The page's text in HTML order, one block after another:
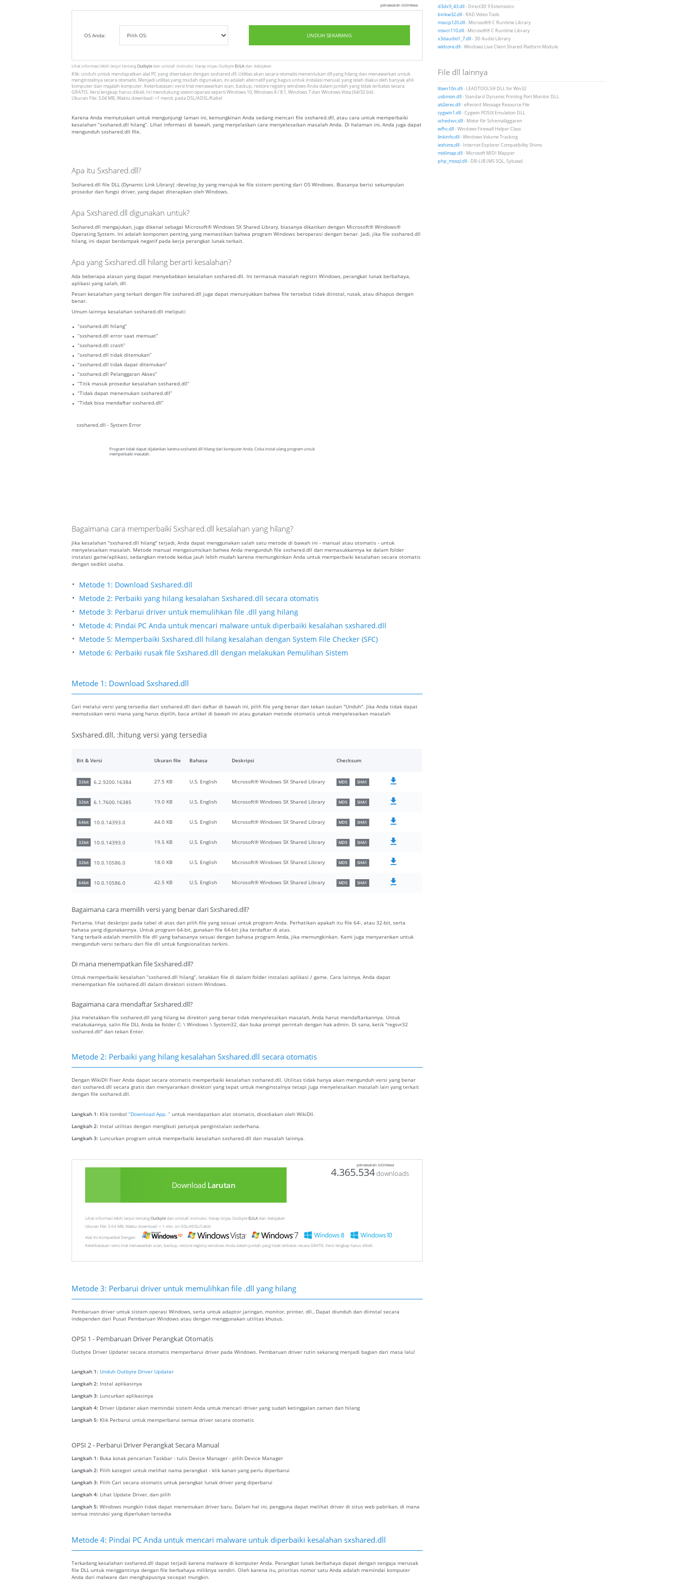
penawaran istimewa
OS Anda: UNDUH SEKARANG
Lihat informasi lebih lanjut tentangOutbytedan unistall :instruksi. Harap tinjau OutbyteEULAdan :kebijakan
Klik: unduh untuk mendapatkan alat PC yang disertakan dengan sxshared.dll. Utilitas akan secara otomatis menentukan dll yang hilang dan menawarkan untuk
menginstalnya secara otomatis. Menjadi utilitas yang mudah digunakan, ini adalah alternatif yang bagus untuk instalasi manual, yang telah diakui oleh banyak ahli
komputer dan majalah komputer. Keterbatasan: versi trial menawarkan scan, backup, restore registry windows Anda dalam jumlah yang tidak terbatas secara
GRATIS. Versi lengkap harus dibeli. Ini mendukung sistem operasi seperti Windows 10, Windows 8 / 8.1, Windows 7 dan Windows Vista (64/32 bit).
Ukuran File: 3,04 MB, Waktu download: <1 menit. pada DSL/ADSL/Kabel
Karena Anda memutuskan untuk mengunjungi laman ini, kemungkinan Anda sedang mencari file sxshared.dll, atau cara untuk memperbaiki
kesalahan “sxshared.dll hilang”. Lihat informasi di bawah, yang menjelaskan cara menyelesaikan masalah Anda. Di halaman ini, Anda juga dapat
mengunduh sxshared.dll file.
Apa itu Sxshared.dll?
Sxshared.dll file DLL (Dynamic Link Library) :develop_by yang merujuk ke file sistem penting dari OS Windows. Biasanya berisi sekumpulan
prosedur dan fungsi driver, yang dapat diterapkan oleh Windows.
Apa Sxshared.dll digunakan untuk?
Sxshared.dll mengajukan, juga dikenal sebagai Microsoft® Windows SX Shared Library, biasanya dikaitkan dengan Microsoft® Windows®
Operating System. Ini adalah komponen penting, yang memastikan bahwa program Windows beroperasi dengan benar. Jadi, jika file sxshared.dll
hilang, ini dapat berdampak negatif pada kerja perangkat lunak terkait.
Apa yang Sxshared.dll hilang berarti kesalahan?
Ada beberapa alasan yang dapat menyebabkan kesalahan sxshared.dll. Ini termasuk masalah registri Windows, perangkat lunak berbahaya,
aplikasi yang salah, dll.
Pesan kesalahan yang terkait dengan file sxshared.dll juga dapat menunjukkan bahwa file tersebut tidak diinstal, rusak, atau dihapus dengan
benar.
Umum lainnya kesalahan sxshared.dll meliputi:
“sxshared.dll hilang”
“sxshared.dll error saat memuat”
“sxshared.dll crash”
“sxshared.dll tidak ditemukan”
“sxshared.dll tidak dapat ditemukan”
“sxshared.dll Pelanggaran Akses”
“Titik masuk prosedur kesalahan sxshared.dll”
“Tidak dapat menemukan sxshared.dll”
“Tidak bisa mendaftar sxshared.dll”
sxshared.dll - System Error
Program tidak dapat dijalankan karena sxshared.dll hilang dari komputer Anda. Coba instal ulang program untuk
memperbaiki masalah.
Bagaimana cara memperbaiki Sxshared.dll kesalahan yang hilang?
Jika kesalahan "sxshared.dll hilang" terjadi, Anda dapat menggunakan salah satu metode di bawah ini - manual atau otomatis - untuk
menyelesaikan masalah. Metode manual mengasumsikan bahwa Anda mengunduh file sxshared.dll dan memasukkannya ke dalam folder
instalasi game/aplikasi, sedangkan metode kedua jauh lebih mudah karena memungkinkan Anda untuk memperbaiki kesalahan secara otomatis
dengan sedikit usaha.
Metode 1: Download Sxshared.dll
Metode 2: Perbaiki yang hilang kesalahan Sxshared.dll secara otomatis
Metode 3: Perbarui driver untuk memulihkan file .dll yang hilang
Metode 4: Pindai PC Anda untuk mencari malware untuk diperbaiki kesalahan sxshared.dll
Metode 5: Memperbaiki Sxshared.dll hilang kesalahan dengan System File Checker (SFC)
Metode 6: Perbaiki rusak file Sxshared.dll dengan melakukan Pemulihan Sistem
Metode 1: Download Sxshared.dll
Cari melalui versi yang tersedia dari sxshared.dll dari daftar di bawah ini, pilih file yang benar dan tekan tautan "Unduh". Jika Anda tidak dapat
memutuskan versi mana yang harus dipilih, baca artikel di bawah ini atau gunakan metode otomatis untuk menyelesaikan masalah
Sxshared.dll, :hitung versi yang tersedia
Bit & Versi Ukuran file Bahasa Deskripsi Checksum
32bit 6.2.9200.16384 27.5 KB U.S. English Microsoft® Windows SX Shared Library MD5 SHA1
32bit 6.1.7600.16385 19.0 KB U.S. English Microsoft® Windows SX Shared Library MD5 SHA1
64bit 10.0.14393.0 44.0 KB U.S. English Microsoft® Windows SX Shared Library MD5 SHA1
32bit 10.0.14393.0 19.5 KB U.S. English Microsoft® Windows SX Shared Library MD5 SHA1
32bit 10.0.10586.0 18.0 KB U.S. English Microsoft® Windows SX Shared Library MD5 SHA1
64bit 10.0.10586.0 42.5 KB U.S. English Microsoft® Windows SX Shared Library MD5 SHA1
Bagaimana cara memilih versi yang benar dari Sxshared.dll?
Pertama, lihat deskripsi pada tabel di atas dan pilih file yang sesuai untuk program Anda. Perhatikan apakah itu file 64-, atau 32-bit, serta
bahasa yang digunakannya. Untuk program 64-bit, gunakan file 64-bit jika terdaftar di atas.
Yang terbaik adalah memilih file dll yang bahasanya sesuai dengan bahasa program Anda, jika memungkinkan. Kami juga menyarankan untuk
mengunduh versi terbaru dari file dll untuk fungsionalitas terkini.
Di mana menempatkan file Sxshared.dll?
Untuk memperbaiki kesalahan “sxshared.dll hilang”, letakkan file di dalam folder instalasi aplikasi / game. Cara lainnya, Anda dapat
menempatkan file sxshared.dll dalam direktori sistem Windows.
Bagaimana cara mendaftar Sxshared.dll?
Jika meletakkan file sxshared.dll yang hilang ke direktori yang benar tidak menyelesaikan masalah, Anda harus mendaftarkannya. Untuk
melakukannya, salin file DLL Anda ke folder C: \ Windows \ System32, dan buka prompt perintah dengan hak admin. Di sana, ketik "regsvr32
sxshared.dll" dan tekan Enter.
Metode 2: Perbaiki yang hilang kesalahan Sxshared.dll secara otomatis
Dengan WikiDll Fixer Anda dapat secara otomatis memperbaiki kesalahan sxshared.dll. Utilitas tidak hanya akan mengunduh versi yang benar
dari sxshared.dll secara gratis dan menyarankan direktori yang tepat untuk menginstalnya tetapi juga menyelesaikan masalah lain yang terkait
dengan file sxshared.dll.
Langkah 1: Klik tombol “Download App. ” untuk mendapatkan alat otomatis, disediakan oleh WikiDll.
Langkah 2: Instal utilitas dengan mengikuti petunjuk penginstalan sederhana.
Langkah 3: Luncurkan program untuk memperbaiki kesalahan sxshared.dll dan masalah lainnya.
penawaran istimewa
Download Larutan
4.365.534downloads
Lihat informasi lebih lanjut tentangOutbytedan unistall :instruksi. Harap tinjau OutbyteEULAdan :kebijakan
Ukuran File: 3.04 MB, Waktu download: < 1 min. on DSL/ADSL/Cable
Alat Ini Kompatibel Dengan:
Keterbatasan: versi trial menawarkan scan, backup, restore registry windows Anda dalam jumlah yang tidak terbatas secara GRATIS. Versi lengkap harus dibeli.
Metode 3: Perbarui driver untuk memulihkan file .dll yang hilang
Pembaruan driver untuk sistem operasi Windows, serta untuk adaptor jaringan, monitor, printer, dll., Dapat diunduh dan diinstal secara
independen dari Pusat Pembaruan Windows atau dengan menggunakan utilitas khusus.
OPSI 1 - Pembaruan Driver Perangkat Otomatis
Outbyte Driver Updater secara otomatis memperbarui driver pada Windows. Pembaruan driver rutin sekarang menjadi bagian dari masa lalu!
Langkah 1: Unduh Outbyte Driver Updater
Langkah 2: Instal aplikasinya
Langkah 3: Luncurkan aplikasinya
Langkah 4: Driver Updater akan memindai sistem Anda untuk mencari driver yang sudah ketinggalan zaman dan hilang
Langkah 5: Klik Perbarui untuk memperbarui semua driver secara otomatis
OPSI 2 - Perbarui Driver Perangkat Secara Manual
Langkah 1: Buka kotak pencarian Taskbar - tulis Device Manager - pilih Device Manager
Langkah 2: Pilih kategori untuk melihat nama perangkat - klik kanan yang perlu diperbarui
Langkah 3: Pilih Cari secara otomatis untuk perangkat lunak driver yang diperbarui
Langkah 4: Lihat Update Driver, dan pilih
Langkah 5: Windows mungkin tidak dapat menemukan driver baru. Dalam hal ini, pengguna dapat melihat driver di situs web pabrikan, di mana
semua instruksi yang diperlukan tersedia
Metode 4: Pindai PC Anda untuk mencari malware untuk diperbaiki kesalahan sxshared.dll
Terkadang kesalahan sxshared.dll dapat terjadi karena malware di komputer Anda. Perangkat lunak berbahaya dapat dengan sengaja merusak
file DLL untuk menggantinya dengan file berbahaya miliknya sendiri. Oleh karena itu, prioritas nomor satu Anda adalah memindai komputer
Anda dari malware dan menghapusnya secepat mungkin.
d3dx9_43.dll- Direct3D 9 Extensions
binkw32.dll- RAD Video Tools
msvcp120.dll- Microsoft® C Runtime Library
msvcr110.dll- Microsoft® C Runtime Library
x3daudio1_7.dll- 3D Audio Library
wldcore.dll- Windows Live Client Shared Platform Module
File dll lainnya
lttwn10n.dll- LEADTOOLS® DLL for Win32
usbmon.dll- Standard Dynamic Printing Port Monitor DLL
ati2erec.dll- eRecord Message Resource File
cygwin1.dll- Cygwin POSIX Emulation DLL
schedsvc.dll- Motor för Schemaläggaren
wfhc.dll- Windows Firewall Helper Class
linkinfo.dll- Windows Volume Tracking
ieshims.dll- Internet Explorer Compatibility Shims
midimap.dll- Microsoft MIDI Mapper
php_mssql.dll- DB-LIB (MS SQL, Sybase)